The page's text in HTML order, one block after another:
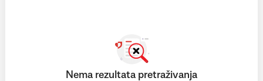
Nema rezultata pretraživanja